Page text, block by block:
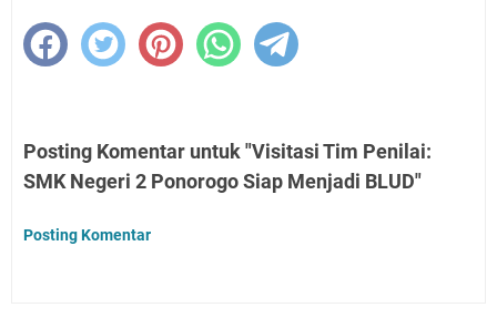
Posting Komentar untuk "Visitasi Tim Penilai:
SMK Negeri 2 Ponorogo Siap Menjadi BLUD"
Posting Komentar